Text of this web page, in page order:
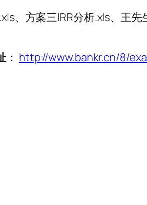
、方案三IRR分析.xls、王
： http://www.bankr.cn/8/